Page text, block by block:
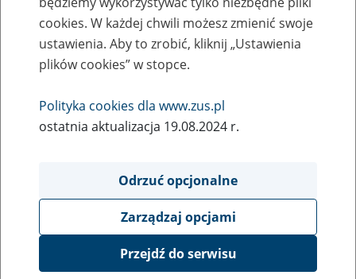
Zaproś ZUS do siebie - zakładanie profili
eZUS w siedzibie Twojej firmy
Rodzaj wydarzenia
Szkolenia
Obszar merytoryczny
obsługa klientów
Opis wydarzenia
Platforma Usług Elektronicznych ZUS eZUS
cookies. W każdej chwili możesz zmienić swoje
ustawienia. Aby to zrobić, kliknij „Ustawienia
plików cookies” w stopce.
Polityka cookies dla www.zus.pl
ostatnia aktualizacja 19.08.2024 r.
Odrzuć opcjonalne
Zarządzaj opcjami
Przejdź do serwisu